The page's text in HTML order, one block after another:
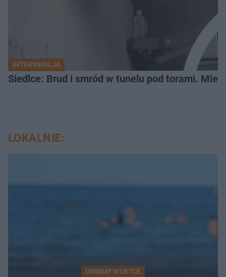
INTERWENCJA
Siedlce: Brud i smród w tunelu pod torami.
LOKALNIE:
DRAMAT W USTCE